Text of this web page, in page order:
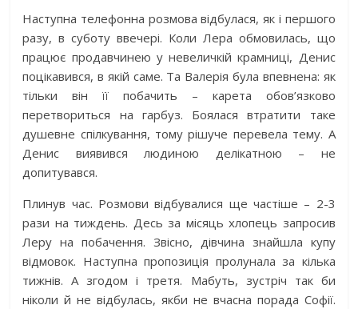
Наступна телефонна розмова відбулася, як і першого
разу, в суботу ввечері. Коли Лера обмовилась, що
працює продавчинею у невеличкій крамниці, Денис
поцікавився, в якій саме. Та Валерія була впевнена: як
тільки він її побачить – карета обов’язково
перетвориться на гарбуз. Боялася втратити таке
душевне спілкування, тому рішуче перевела тему. А
Денис виявився людиною делікатною – не
допитувався.
Плинув час. Розмови відбувалися ще частіше – 2-3
рази на тиждень. Десь за місяць хлопець запросив
Леру на побачення. Звісно, дівчина знайшла купу
відмовок. Наступна пропозиція пролунала за кілька
тижнів. А згодом і третя. Мабуть, зустріч так би
ніколи й не відбулась, якби не вчасна порада Софії.